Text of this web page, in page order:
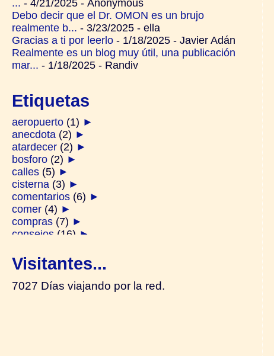
... - 4/21/2025 - Anonymous
Debo decir que el Dr. OMON es un brujo
realmente b... - 3/23/2025 - ella
Gracias a ti por leerlo - 1/18/2025 - Javier Adán
Realmente es un blog muy útil, una publicación
mar... - 1/18/2025 - Randiv
Etiquetas
aeropuerto (1) ►
anecdota (2) ►
atardecer (2) ►
bosforo (2) ►
calles (5) ►
cisterna (3) ►
comentarios (6) ►
comer (4) ►
compras (7) ►
consejos (16) ►
diarios (2) ►
ferry (2) ►
festivos (1) ►
Visitantes...
7027 Días viajando por la red.